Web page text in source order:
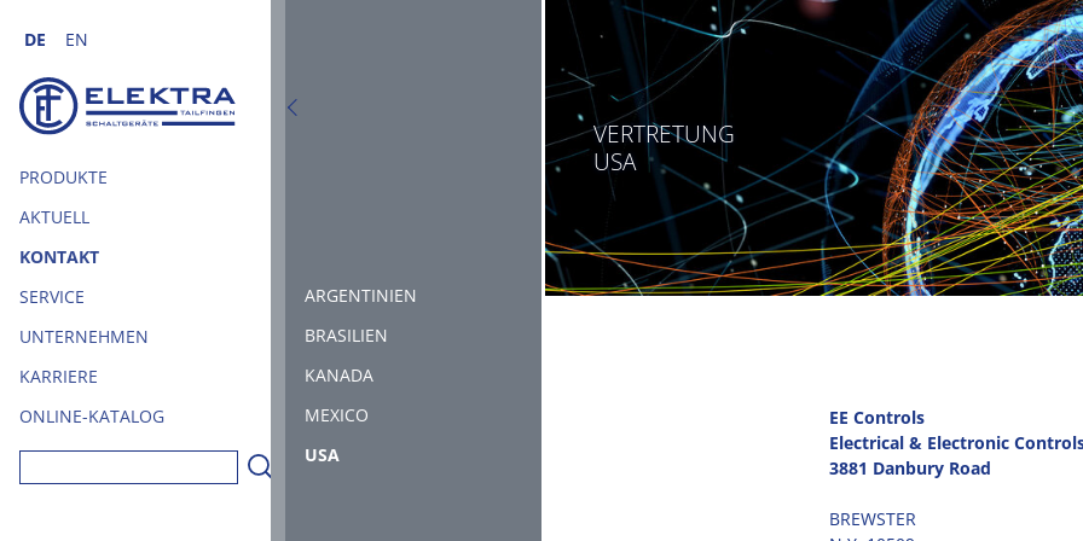
DE EN
PRODUKTE
AKTUELL
KONTAKT
SERVICE
UNTERNEHMEN
KARRIERE
ONLINE-KATALOG
DEUTSCHLAND
EUROPA
AMERIKA
AFRIKA
ASIEN
ARGENTINIEN
BRASILIEN
KANADA
MEXICO
USA(CURRENT)
VERTRETUNG
USA
EE Controls
Electrical & Electronic
3881 Danbury Road
BREWSTER